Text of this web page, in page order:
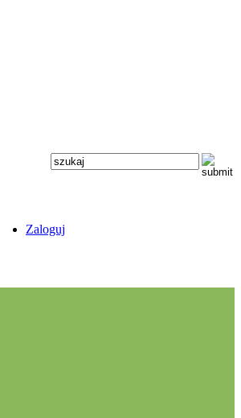
Zaloguj